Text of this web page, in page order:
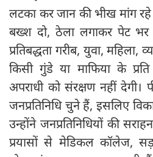
लटका कर जान की भीख मांग
बख्श दो, ठेला लगाकर पेट भर
प्रतिबद्धता गरीब, युवा, महिला,
किसी गुंडे या माफिया के
अपराधी को संरक्षण नहीं
जनप्रतिनिधि चुने हैं, इसलिए
उन्होंने जनप्रतिनिधियों की
प्रयासों से मेडिकल कॉलेज,